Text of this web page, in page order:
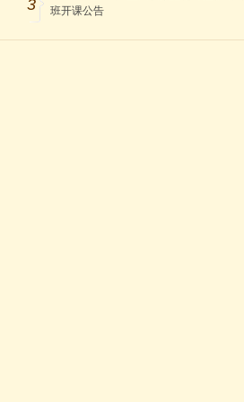
3
班开课公告